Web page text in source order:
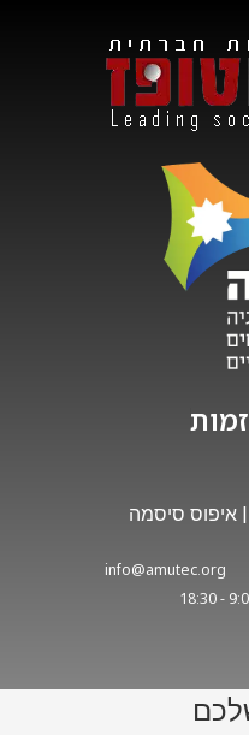
זמות
| איפוס סיסמה
info@amutec.org